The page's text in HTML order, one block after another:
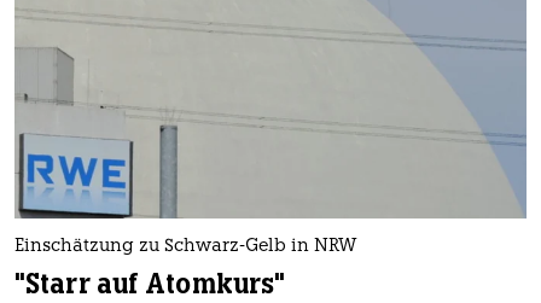
Einschätzung zu Schwarz-Gelb in NRW
"Starr auf Atomkurs"